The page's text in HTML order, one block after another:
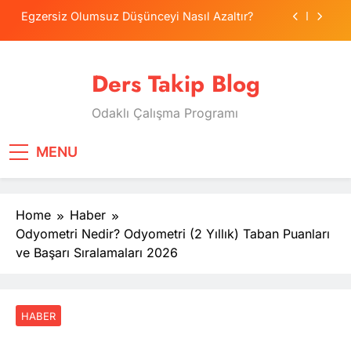
SkipEgzersiz Olumsuz Düşünceyi Nasıl Azaltır?
Tercih Stresinde Veliler Çocuğa Nasıl Destek
Tekrarlama Zorlantısı: Neden Geçmişi
Egzersiz Olumsuz Düşünceyi Nasıl Azaltır?
Psikolojide Sistematik Duyarsızlaştırma
Tercih Stresinde Veliler Çocuğa Nasıl Destek
Olur?
Ders Takip Blog
Odaklı Çalışma Programı
MENU
Home
Haber
Odyometri Nedir? Odyometri (2 Yıllık) Taban Puanları
ve Başarı Sıralamaları 2026
HABER